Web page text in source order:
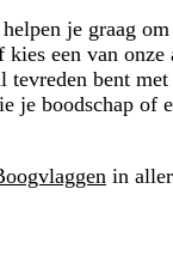
je graag
een van onze
tevreden bent
je boodschap of
in